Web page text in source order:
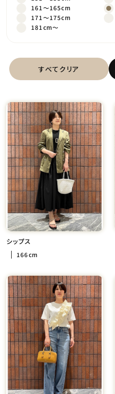
161～165cm
171～175cm
181cm～
すべてクリア
シップス
166cm